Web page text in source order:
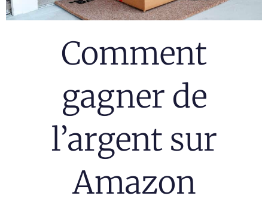
Comment
gagner de
l’argent sur
Amazon